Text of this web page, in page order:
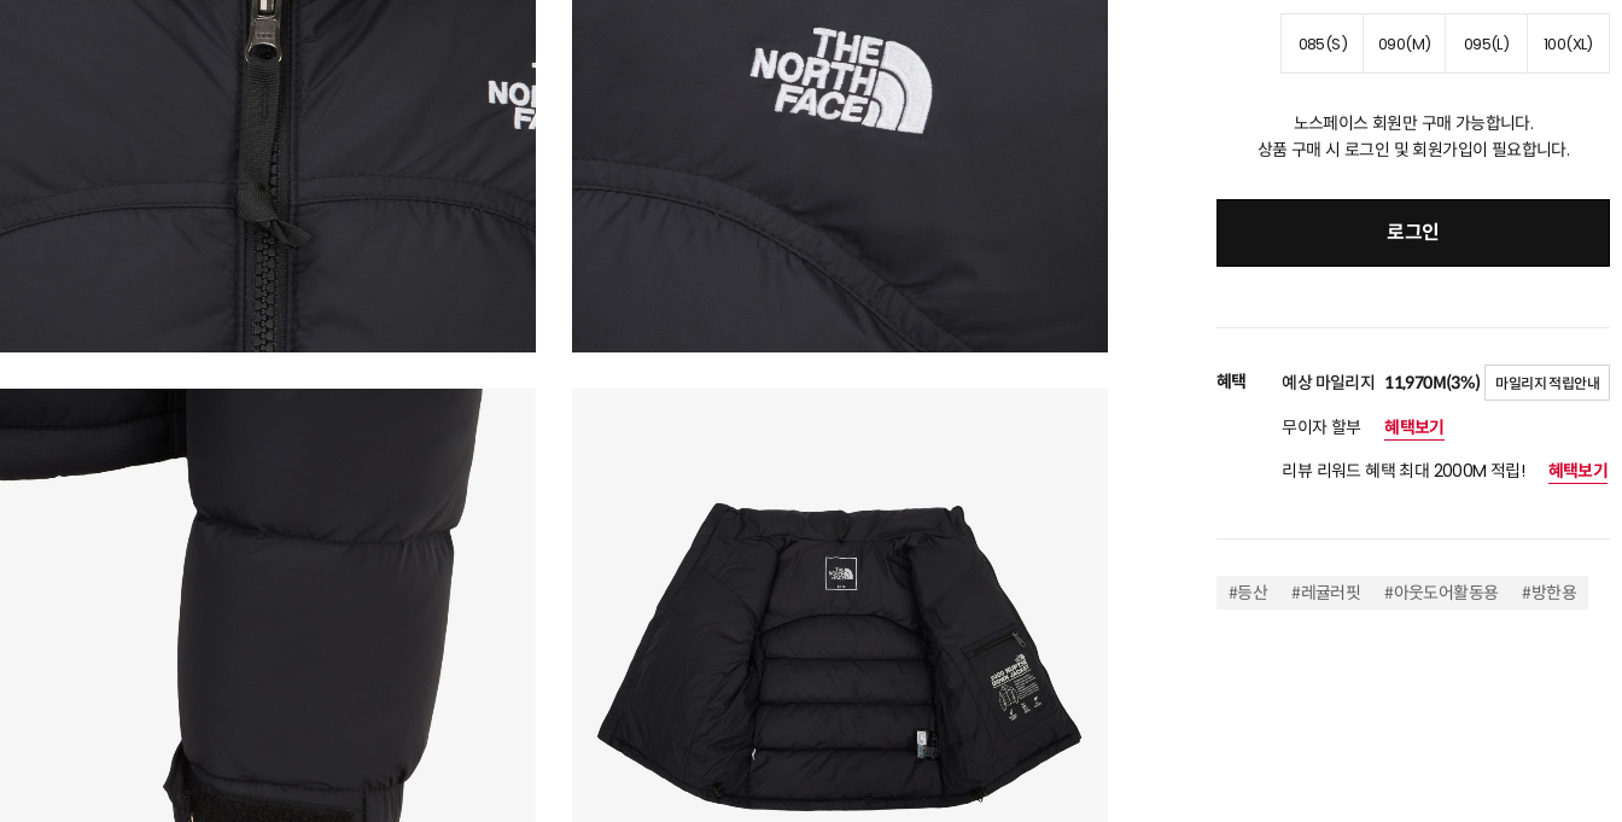
085(S) 090(M) 095(L) 100(XL)
노스페이스 회원만 구매 가능합니다.
상품 구매 시 로그인 및 회원가입이 필요합니다.
로그인
혜택 예상 마일리지 11,970M(3%) 마일리지 적립안내
무이자 할부
혜택보기
리뷰 리워드 혜택 최대 2000M 적립!
혜택보기
#등산 #레귤러핏 #아웃도어활동용 #방한용